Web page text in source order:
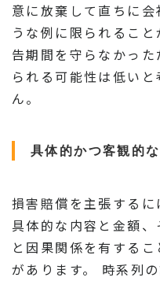
意に放棄して直ちに
うな例に限られるこ
告期間を守らなかっ
られる可能性は低い
ん。
具体的かつ客観的
損害賠償を主張する
具体的な内容と金額
と因果関係を有する
があります。 時系列